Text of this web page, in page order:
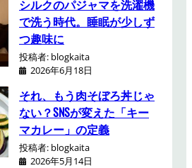
シルクのパジャマを洗濯機
で洗う時代。睡眠が少しず
つ趣味に
投稿者: blogkaita
2026年6月18日
それ、もう肉そぼろ丼じゃ
ない？SNSが変えた「キー
マカレー」の定義
投稿者: blogkaita
2026年5月14日